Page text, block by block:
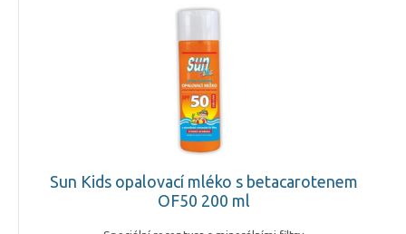
Sun Kids opalovací mléko s betacarotenem
OF50 200 ml